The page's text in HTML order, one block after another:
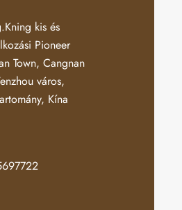
kis és
Pioneer
Town, Cangnan
város,
Kína